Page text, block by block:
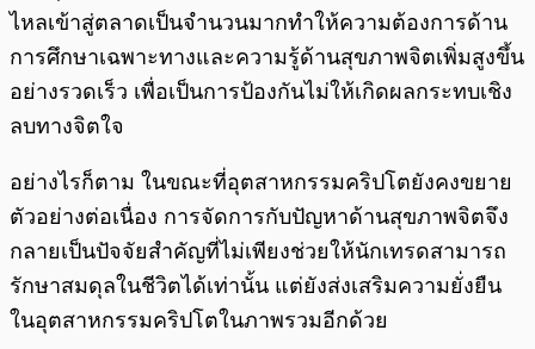
ไหลเข้าสู่ตลาดเป็นจำนวนมากทำให้ความต้องการด้าน
การศึกษาเฉพาะทางและความรู้ด้านสุขภาพจิตเพิ่มสูงขึ้น
อย่างรวดเร็ว เพื่อเป็นการป้องกันไม่ให้เกิดผลกระทบเชิง
ลบทางจิตใจ
อย่างไรก็ตาม ในขณะที่อุตสาหกรรมคริปโตยังคงขยาย
ตัวอย่างต่อเนื่อง การจัดการกับปัญหาด้านสุขภาพจิตจึง
กลายเป็นปัจจัยสำคัญที่ไม่เพียงช่วยให้นักเทรดสามารถ
รักษาสมดุลในชีวิตได้เท่านั้น แต่ยังส่งเสริมความยั่งยืน
ในอุตสาหกรรมคริปโตในภาพรวมอีกด้วย